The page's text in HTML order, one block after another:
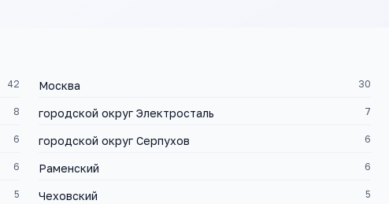
42 Москва 30
8 городской округ Электросталь 7
6 городской округ Серпухов 6
6 Раменский 6
5 Чеховский 5